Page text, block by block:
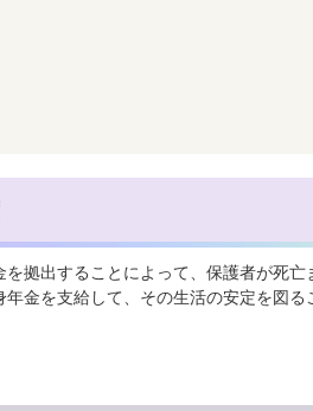
拠出することによって、保護者が死亡
金を支給して、その生活の安定を図